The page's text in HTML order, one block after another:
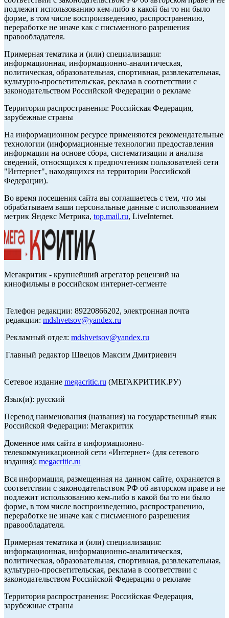
подлежит использованию кем-либо в какой бы то ни было
форме, в том числе воспроизведению, распространению,
переработке не иначе как с письменного разрешения
правообладателя.
Примерная тематика и (или) специализация:
информационная, информационно-аналитическая,
политическая, образовательная, спортивная, развлекательная,
культурно-просветительская, реклама в соответствии с
законодательством Российской Федерации о рекламе
Территория распространения: Российская Федерация,
зарубежные страны
На информационном ресурсе применяются рекомендательные
технологии (информационные технологии предоставления
информации на основе сбора, систематизации и анализа
сведений, относящихся к предпочтениям пользователей сети
"Интернет", находящихся на территории Российской
Федерации).
Во время посещения сайта вы соглашаетесь с тем, что мы
обрабатываем ваши персональные данные с использованием
метрик Яндекс Метрика, top.mail.ru, LiveInternet.
Мегакритик - крупнейший агрегатор рецензий на
кинофильмы в российском интернет-сегменте
Телефон редакции: 89220866202, электронная почта
редакции: mdshvetsov@yandex.ru
Рекламный отдел: mdshvetsov@yandex.ru
Главный редактор Швецов Максим Дмитриевич
Сетевое издание megacritic.ru (МЕГАКРИТИК.РУ)
Язык(и): русский
Перевод наименования (названия) на государственный язык
Российской Федерации: Мегакритик
Доменное имя сайта в информационно-
телекоммуникационной сети «Интернет» (для сетевого
издания): megacritic.ru
Вся информация, размещенная на данном сайте, охраняется в
соответствии с законодательством РФ об авторском праве и не
подлежит использованию кем-либо в какой бы то ни было
форме, в том числе воспроизведению, распространению,
переработке не иначе как с письменного разрешения
правообладателя.
Примерная тематика и (или) специализация:
информационная, информационно-аналитическая,
политическая, образовательная, спортивная, развлекательная,
культурно-просветительская, реклама в соответствии с
законодательством Российской Федерации о рекламе
Территория распространения: Российская Федерация,
зарубежные страны